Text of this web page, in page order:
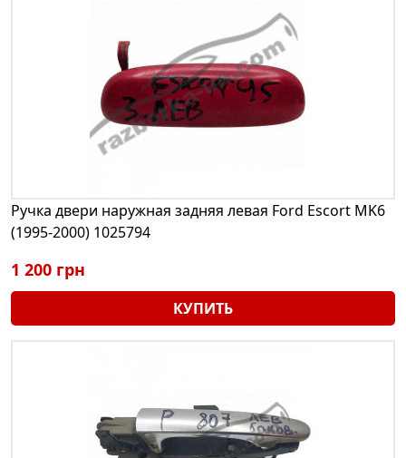
Ручка двери наружная задняя левая Ford Escort MK6
(1995-2000) 1025794
1 200 грн
КУПИТЬ